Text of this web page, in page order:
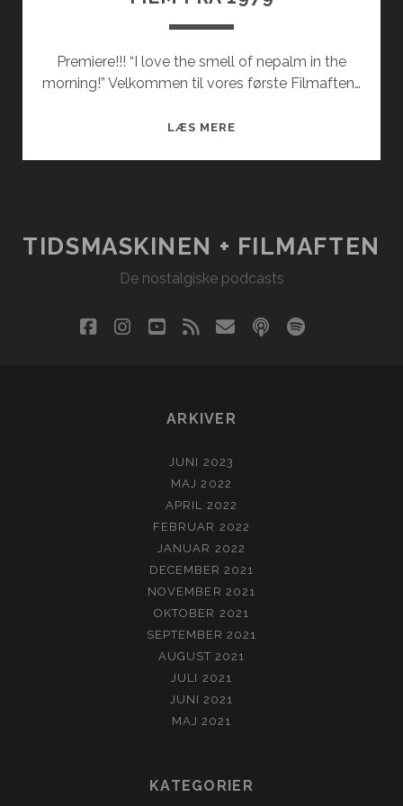
Premiere!!! “I love the smell of nepalm in the
morning!” Velkommen til vores første Filmaften…
LÆS MERE
TIDSMASKINEN + FILMAFTEN
De nostalgiske podcasts
facebookinstagram
youtube
rss emailpodcastspotify
ARKIVER
JUNI 2023
MAJ 2022
APRIL 2022
FEBRUAR 2022
JANUAR 2022
DECEMBER 2021
NOVEMBER 2021
OKTOBER 2021
SEPTEMBER 2021
AUGUST 2021
JULI 2021
JUNI 2021
MAJ 2021
KATEGORIER